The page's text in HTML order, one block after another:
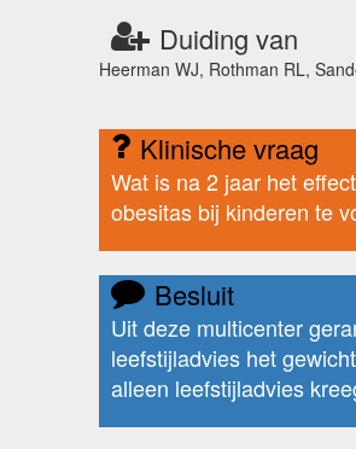
Duiding van
Heerman WJ, Rothman RL,
Klinische vraag
Wat is na 2 jaar het
obesitas bij kinderen te
Besluit
Uit deze multicenter
leefstijladvies het
alleen leefstijladvies